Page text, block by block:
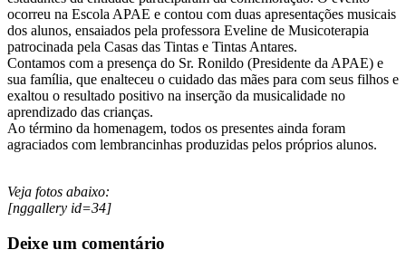
ocorreu na Escola APAE e contou com duas apresentações musicais
dos alunos, ensaiados pela professora Eveline de Musicoterapia
patrocinada pela Casas das Tintas e Tintas Antares.
Contamos com a presença do Sr. Ronildo (Presidente da APAE) e
sua família, que enalteceu o cuidado das mães para com seus filhos e
exaltou o resultado positivo na inserção da musicalidade no
aprendizado das crianças.
Ao término da homenagem, todos os presentes ainda foram
agraciados com lembrancinhas produzidas pelos próprios alunos.
Veja fotos abaixo:
[nggallery id=34]
Deixe um comentário